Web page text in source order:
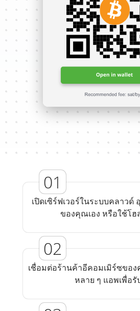
เปิดเซิร์ฟเวอร์ในระบบคลาว
ของคุณเอง หรือใช้โ
เชื่อมต่อร้านค้าอีคอมเมิร์ซขอ
หลาย ๆ แอพเพื่อรั